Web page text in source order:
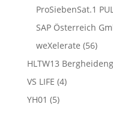
ProSiebenSat.1
SAP Österreich
weXelerate (56)
HLTW13
VS LIFE (4)
YH01 (5)